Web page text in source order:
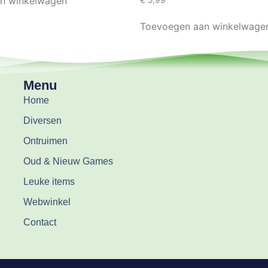
Toevoegen aan
Menu
Home
Diversen
Ontruimen
Oud & Nieuw Games
Leuke items
Webwinkel
Contact